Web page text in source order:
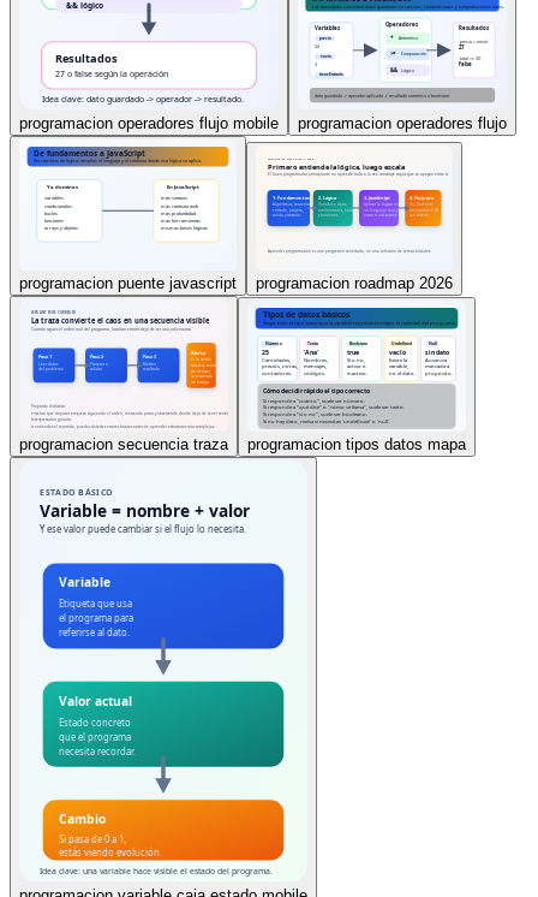
programacion operadores flujo mobile programacion operadores flujo
programacion puente javascript programacion roadmap 2026
programacion secuencia traza programacion tipos datos mapa